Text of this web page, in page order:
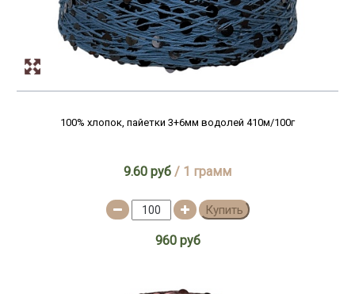
100% хлопок, пайетки 3+6мм водолей 410м/100г
9.60 руб / 1 грамм
Купить
960 руб